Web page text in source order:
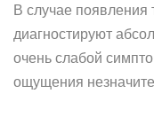
В случае появления
диагностируют
очень слабой
ощущения